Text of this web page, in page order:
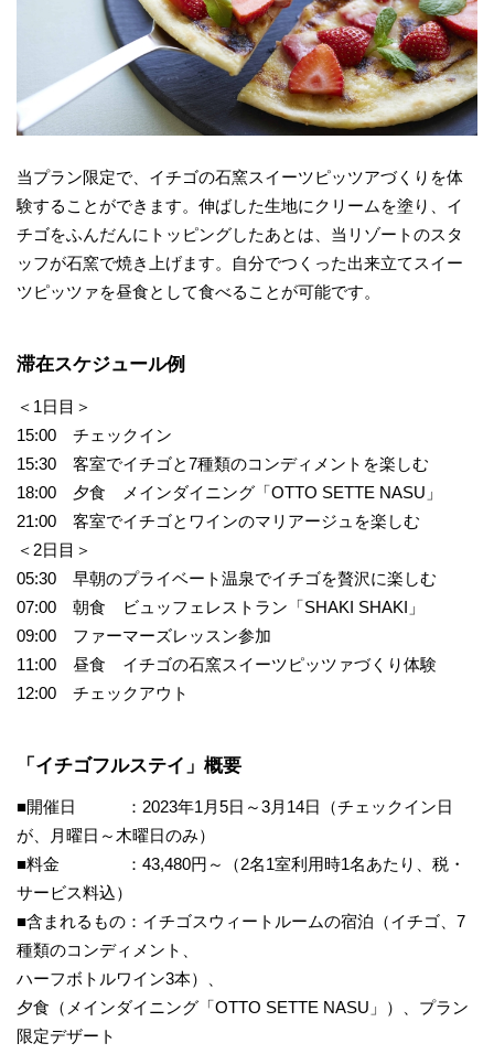
当プラン限定で、イチゴの石窯スイーツピッツアづくりを体
験することができます。伸ばした生地にクリームを塗り、イ
チゴをふんだんにトッピングしたあとは、当リゾートのスタ
ッフが石窯で焼き上げます。自分でつくった出来立てスイー
ツピッツァを昼食として食べることが可能です。
滞在スケジュール例
＜1日目＞
15:00 チェックイン
15:30 客室でイチゴと7種類のコンディメントを楽しむ
18:00 夕食 メインダイニング「OTTO SETTE NASU」
21:00 客室でイチゴとワインのマリアージュを楽しむ
＜2日目＞
05:30 早朝のプライベート温泉でイチゴを贅沢に楽しむ
07:00 朝食 ビュッフェレストラン「SHAKI SHAKI」
09:00 ファーマーズレッスン参加
11:00 昼食 イチゴの石窯スイーツピッツァづくり体験
12:00 チェックアウト
「イチゴフルステイ」概要
■開催日 ：2023年1月5日～3月14日（チェックイン日
が、月曜日～木曜日のみ）
■料金 ：43,480円～（2名1室利用時1名あたり、税・
サービス料込）
■含まれるもの：イチゴスウィートルームの宿泊（イチゴ、7
種類のコンディメント、
ハーフボトルワイン3本）、
夕食（メインダイニング「OTTO SETTE NASU」）、プラン
限定デザート